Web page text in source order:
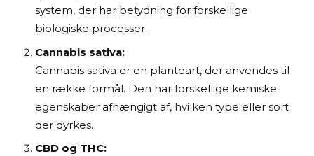
system, der har betydning for forskellige
biologiske processer.
Cannabis sativa:
Cannabis sativa er en planteart, der anvendes til
en række formål. Den har forskellige kemiske
egenskaber afhængigt af, hvilken type eller sort
der dyrkes.
CBD og THC: